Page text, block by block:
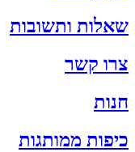
שאלות ותשובות
צרו קשר
חנות
כיפות ממותגות